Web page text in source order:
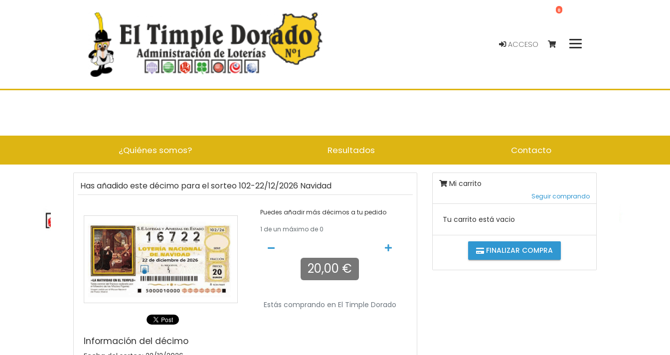
ACCESO
0
¿Quiénes somos? Resultados Contacto
Has añadido este décimo para el sorteo 102-22/12/2026 Navidad
Información del décimo
Puedes añadir más décimos a tu pedido
1 de un máximo de 0
20,00 €
Estás comprando en El Timple Dorado
Mi carrito
Seguir comprando
Tu carrito está vacio
FINALIZAR COMPRA